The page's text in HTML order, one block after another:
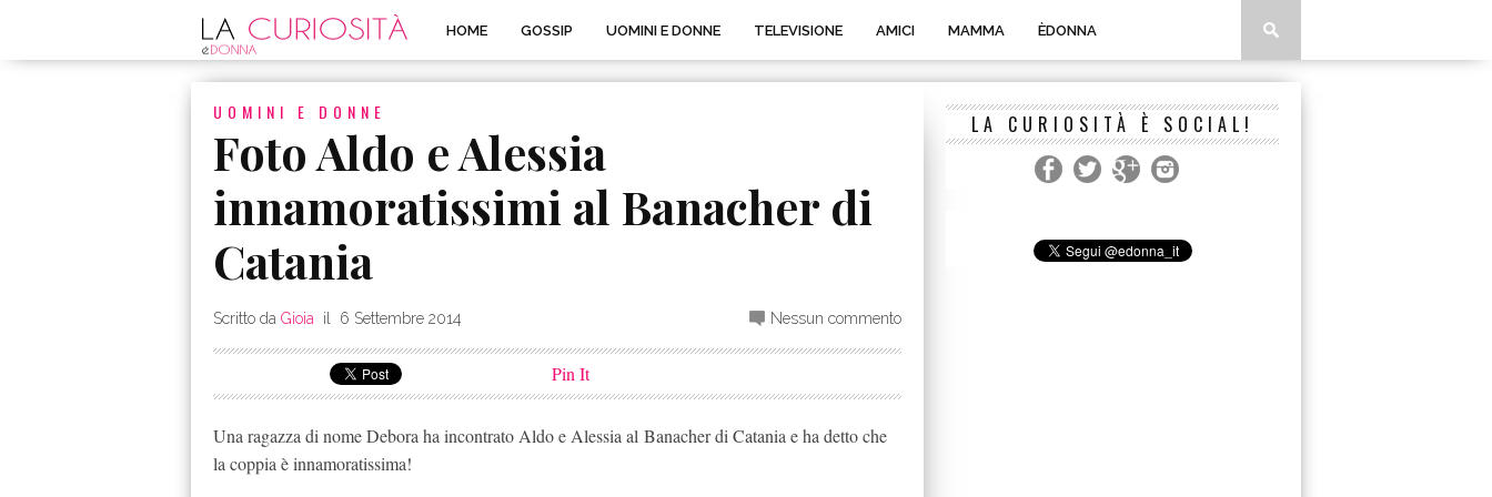
HOME GOSSIP UOMINI E DONNE TELEVISIONE AMICI MAMMA ÈDONNA
UOMINI E DONNE
Foto Aldo e Alessia
innamoratissimi al Banacher di
Catania
Scritto da Gioia il 6 Settembre 2014 Nessun commento
Pin It
Una ragazza di nome Debora ha incontrato Aldo e Alessia al Banacher di Catania e ha detto che
la coppia è innamoratissima!
LA CURIOSITÀ È SOCIAL!